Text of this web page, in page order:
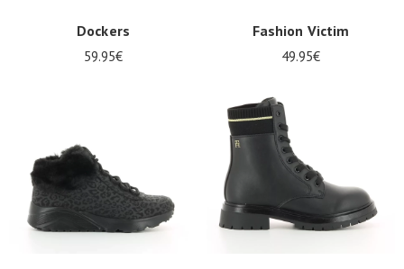
Dockers
59.95€
Fashion Victim
49.95€